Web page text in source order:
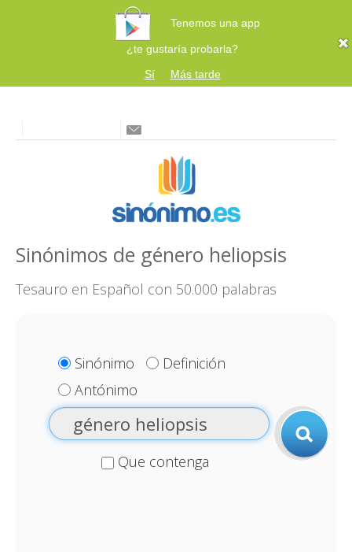
Tenemos una app
¿te gustaría probarla?
Sí
Más tarde
Sinónimos de género heliopsis
Tesauro en Español con 50.000 palabras
Sinónimo
Definición
Antónimo
Que contenga